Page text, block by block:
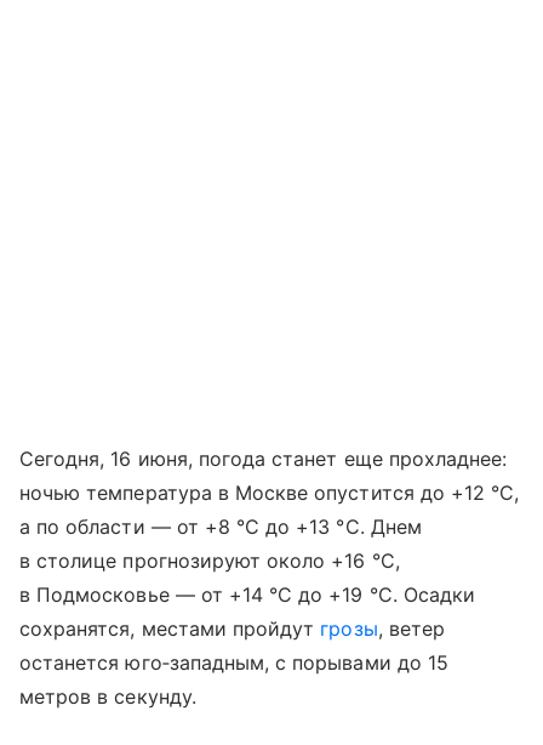
Сегодня, 16 июня, погода станет еще прохладнее:
ночью температура в Москве опустится до +12 °C,
а по области — от +8 °C до +13 °C. Днем
в столице прогнозируют около +16 °C,
в Подмосковье — от +14 °C до +19 °C. Осадки
сохранятся, местами пройдут грозы, ветер
останется юго‑западным, с порывами до 15
метров в секунду.